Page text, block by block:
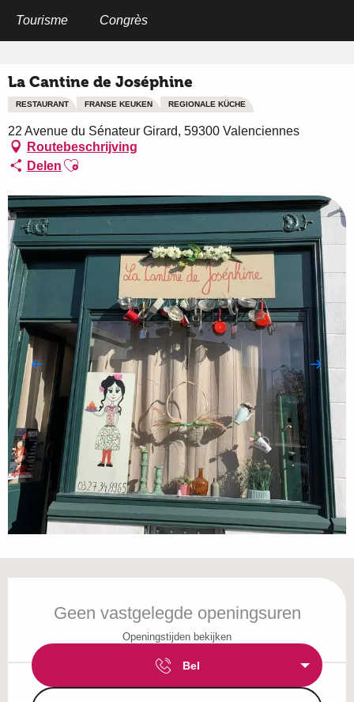
Tourisme Congrès
La Cantine de Joséphine
RESTAURANT FRANSE KEUKEN REGIONALE KÜCHE
22 Avenue du Sénateur Girard, 59300 Valenciennes
Routebeschrijving
Delen Ajouter aux favoris
Geen vastgelegde openingsuren
Openingstijden bekijken
Bel